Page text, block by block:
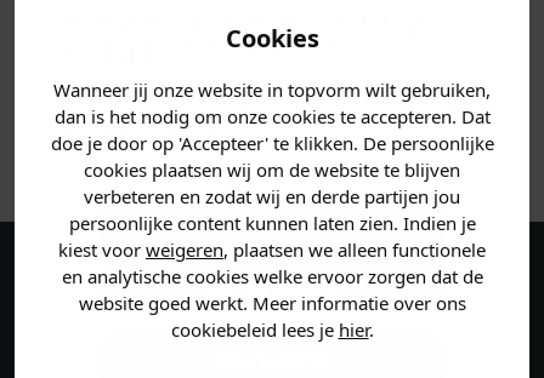
Cookies
Wanneer jij onze website in topvorm wilt gebruiken,
dan is het nodig om onze cookies te accepteren. Dat
doe je door op 'Accepteer' te klikken. De persoonlijke
cookies plaatsen wij om de website te blijven
verbeteren en zodat wij en derde partijen jou
persoonlijke content kunnen laten zien. Indien je
kiest voor weigeren, plaatsen we alleen functionele
en analytische cookies welke ervoor zorgen dat de
website goed werkt. Meer informatie over ons
cookiebeleid lees je hier.
MATERIAAL & WASVOORSCHRIFT
ANDERE BESTELDEN OOK
Maak een account aan en ontvang 5%
korting op je eerste bestelling!
Welke mystery
krijg jij? (Tot-30%
Vertel ons waar je naar op
zoek bent. 👇
Heren kleding
Dames kleding